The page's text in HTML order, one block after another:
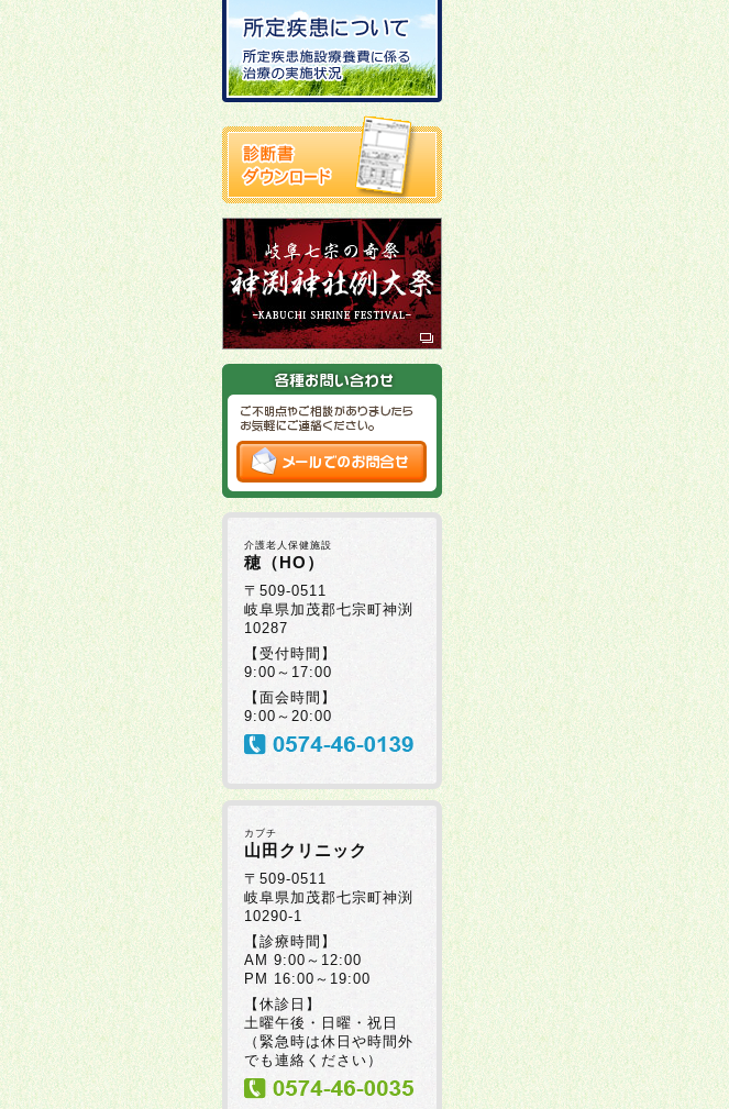
介護老人保健施設
穂（HO）
〒509-0511
岐阜県加茂郡七宗町神渕
10287
【受付時間】
9:00～17:00
【面会時間】
9:00～20:00
カブチ
山田クリニック
〒509-0511
岐阜県加茂郡七宗町神渕
10290-1
【診療時間】
AM 9:00～12:00
PM 16:00～19:00
【休診日】
土曜午後・日曜・祝日
（緊急時は休日や時間外
でも連絡ください）